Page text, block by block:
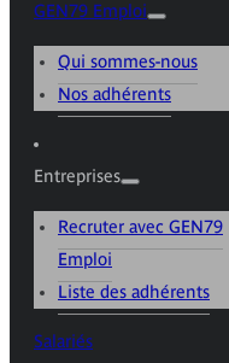
GEN79 Emploi
Qui sommes-nous
Nos adhérents
Entreprises
Recruter avec GEN79
Emploi
Liste des adhérents
Salariés